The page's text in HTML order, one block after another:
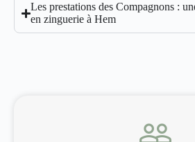
Les prestations des Compagnons :
en zinguerie à Hem